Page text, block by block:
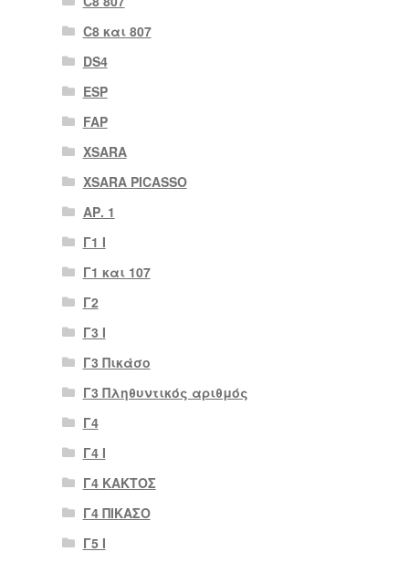
C8 και 807
DS4
ESP
FAP
XSARA
XSARA PICASSO
ΑΡ. 1
Γ1 Ι
Γ1 και 107
Γ2
Γ3 Ι
Γ3 Πικάσο
Γ3 Πληθυντικός αριθμός
Γ4
Γ4 Ι
Γ4 ΚΑΚΤΟΣ
Γ4 ΠΙΚΑΣΟ
Γ5 Ι